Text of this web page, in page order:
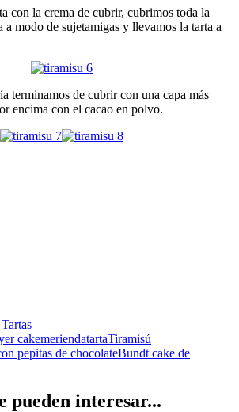
con la crema de cubrir, cubrimos toda la
a modo de sujetamigas y llevamos la tarta a
terminamos de cubrir con una capa más
encima con el cacao en polvo.
Tartas
cakemeriendatartaTiramisú
pepitas de chocolateBundt cake de
pueden interesar...